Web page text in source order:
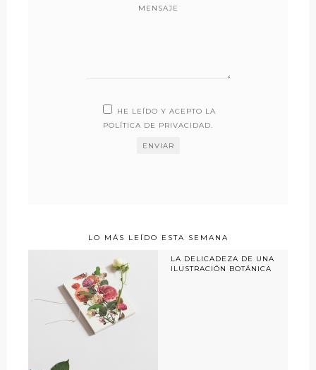
MENSAJE
HE LEÍDO Y ACEPTO LA
POLÍTICA DE PRIVACIDAD.
LO MÁS LEÍDO ESTA SEMANA
LA DELICADEZA DE UNA
ILUSTRACIÓN BOTÁNICA